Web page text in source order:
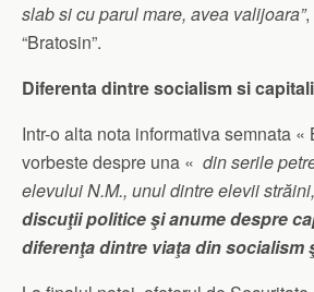
slab si cu parul mare, avea valijoara”,
“Bratosin”.
Diferenta dintre socialism si
Intr-o alta nota informativa semnata «
vorbeste despre una « din serile
elevului N.M., unul dintre elevii
discuţii politice şi anume despre
diferenţa dintre viaţa din socialism